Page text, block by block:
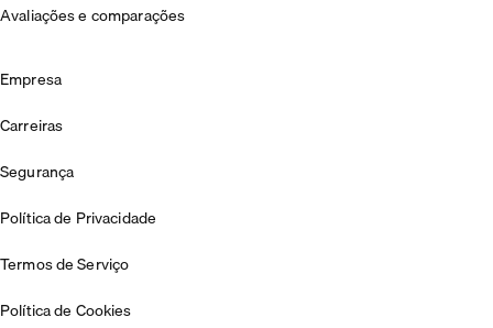
Avaliações e comparações
Empresa
Carreiras
Segurança
Política de Privacidade
Termos de Serviço
Política de Cookies